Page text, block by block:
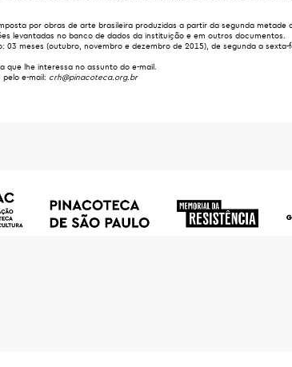
por obras de arte brasileira produzidas a partir da segunda metade
levantadas no banco de dados da instituição e em outros documentos.
meses (outubro, novembro e dezembro de 2015), de segunda a sexta-
que lhe interessa no assunto do e-mail.
e-mail: crh@pinacoteca.org.br